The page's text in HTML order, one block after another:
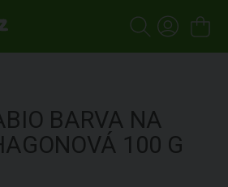
BARVA NA
100 G